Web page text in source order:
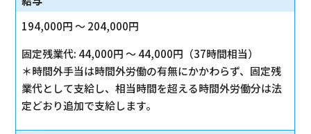
194,000円 〜 204,000円
固定残業代: 44,000円 〜 44,000円（37時間相当）
＊時間外手当は時間外労働の有無にかかわらず、固定残
業代として支給し、相当時間を超える時間外労働分は法
定どおり追加で支給します。